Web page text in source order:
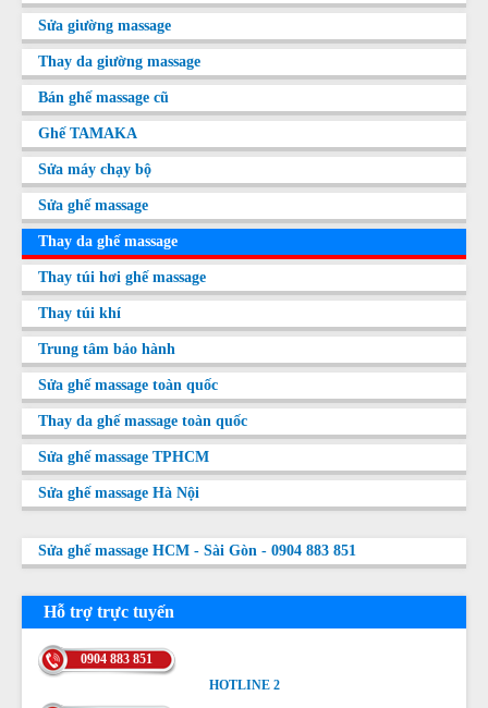
Sửa giường massage
Thay da giường massage
Bán ghế massage cũ
Ghế TAMAKA
Sửa máy chạy bộ
Sửa ghế massage
Thay da ghế massage
Thay túi hơi ghế massage
Thay túi khí
Trung tâm bảo hành
Sửa ghế massage toàn quốc
Thay da ghế massage toàn quốc
Sửa ghế massage TPHCM
Sửa ghế massage Hà Nội
Sửa ghế massage HCM - Sài Gòn - 0904 883 851
Hỗ trợ trực tuyến
0904 883 851
HOTLINE 2